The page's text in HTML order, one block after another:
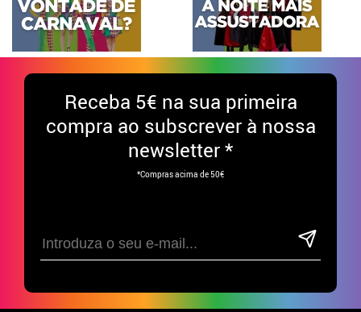
Receba 5€ na sua primeira
compra ao subscrever à nossa
newsletter *
*Compras acima de 50€